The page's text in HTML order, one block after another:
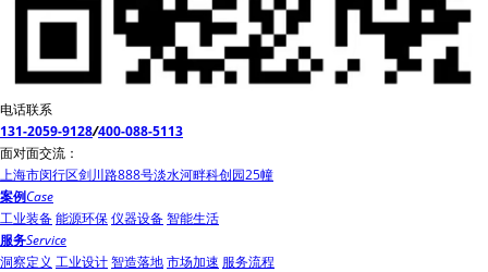
电话联系
131-2059-9128/400-088-5113
面对面交流：
上海市闵行区剑川路888号淡水河畔科创园25幢
案例Case
工业装备能源环保仪器设备智能生活
服务Service
洞察定义 工业设计智造落地市场加速 服务流程